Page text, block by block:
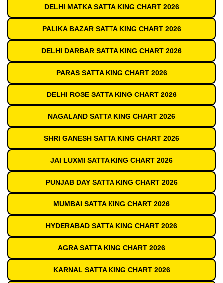
DELHI MATKA SATTA KING CHART 2026
PALIKA BAZAR SATTA KING CHART 2026
DELHI DARBAR SATTA KING CHART 2026
PARAS SATTA KING CHART 2026
DELHI ROSE SATTA KING CHART 2026
NAGALAND SATTA KING CHART 2026
SHRI GANESH SATTA KING CHART 2026
JAI LUXMI SATTA KING CHART 2026
PUNJAB DAY SATTA KING CHART 2026
MUMBAI SATTA KING CHART 2026
HYDERABAD SATTA KING CHART 2026
AGRA SATTA KING CHART 2026
KARNAL SATTA KING CHART 2026